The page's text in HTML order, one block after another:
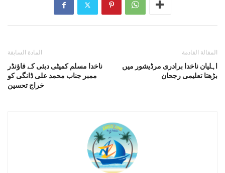
المادة السابقة
ناخدا مسلم کمیٹی دبئی کے فاؤنڈر
ممبر جناب محمد علی ڈانگی کو
خراج تحسین
المقالة القادمة
اہلیان ناخدا برادری مرڈیشور میں
بڑھتا تعلیمی رجحان